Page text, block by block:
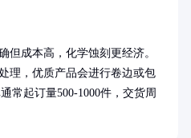
但成本高，化学蚀刻更经济。
理，优质产品会进行卷边或包
常起订量500-1000件，交货周